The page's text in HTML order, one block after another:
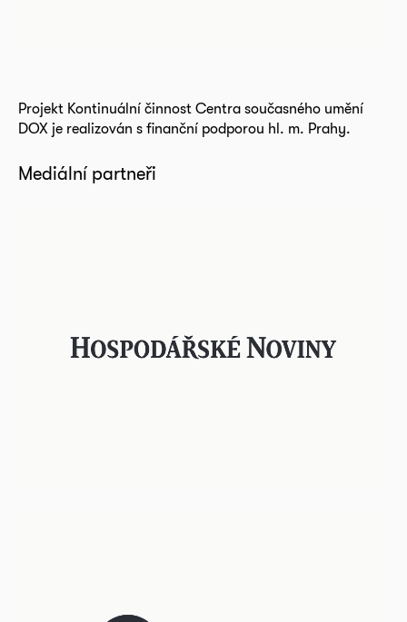
Projekt Kontinuální činnost Centra současného umění
DOX je realizován s finanční podporou hl. m. Prahy.
Mediální partneři